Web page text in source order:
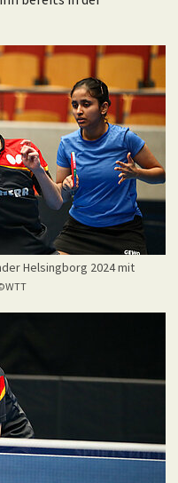
Helsingborg 2024 mit